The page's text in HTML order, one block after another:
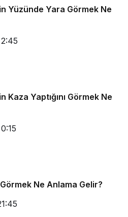
Yüzünde Yara Görmek Ne
Kaza Yaptığını Görmek Ne
Ne Anlama Gelir?